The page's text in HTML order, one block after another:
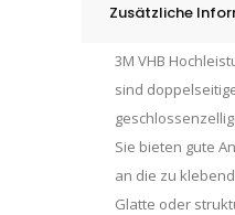
Zusätzliche
3M VHB
sind
Sie bieten gute
an die zu
Glatte oder